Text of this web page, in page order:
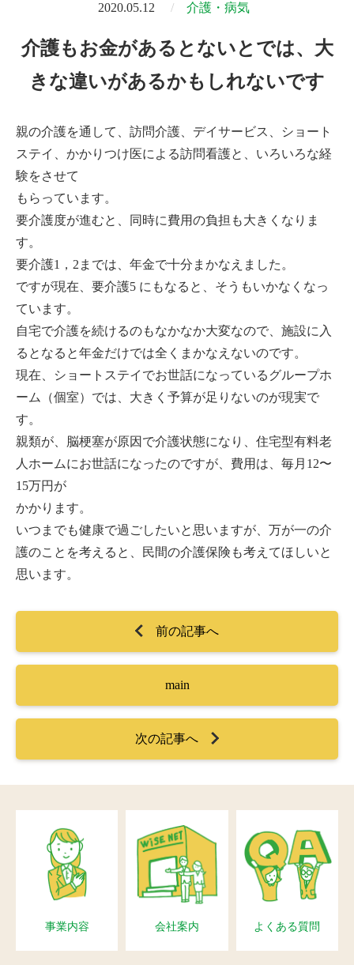
2020.05.12 介護・病気
介護もお金があるとないとでは、大
きな違いがあるかもしれないです
親の介護を通して、訪問介護、デイサービス、ショート
ステイ、かかりつけ医による訪問看護と、いろいろな経
験をさせて
もらっています。
要介護度が進むと、同時に費用の負担も大きくなりま
す。
要介護1，2までは、年金で十分まかなえました。
ですが現在、要介護5 にもなると、そうもいかなくなっ
ています。
自宅で介護を続けるのもなかなか大変なので、施設に入
るとなると年金だけでは全くまかなえないのです。
現在、ショートステイでお世話になっているグループホ
ーム（個室）では、大きく予算が足りないのが現実で
す。
親類が、脳梗塞が原因で介護状態になり、住宅型有料老
人ホームにお世話になったのですが、費用は、毎月12〜
15万円が
かかります。
いつまでも健康で過ごしたいと思いますが、万が一の介
護のことを考えると、民間の介護保険も考えてほしいと
思います。
前の記事へ
main
次の記事へ
事業内容 会社案内 よくある質問